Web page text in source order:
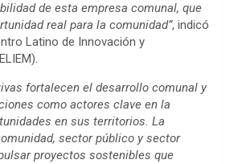
de esta empresa comunal, que
real para la comunidad”, indicó
Latino de Innovación y
fortalecen el desarrollo comunal y
como actores clave en la
en sus territorios. La
sector público y sector
proyectos sostenibles que